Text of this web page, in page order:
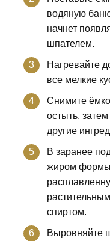
водяную
начнет
шпателем.
Нагревайте
все мелкие
Снимите
остыть,
другие
В заранее
жиром формы
спиртом.
Выровняйте